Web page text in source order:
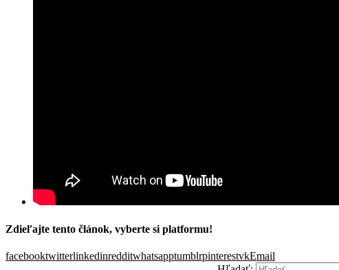
Zdieľajte tento článok, vyberte si platformu!
facebooktwitterlinkedinredditwhatsapptumblrpinterestvkEmail